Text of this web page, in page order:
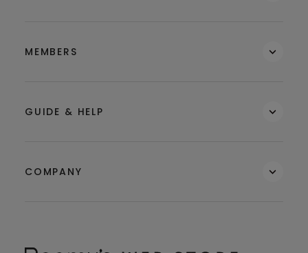
MEMBERS
GUIDE & HELP
COMPANY